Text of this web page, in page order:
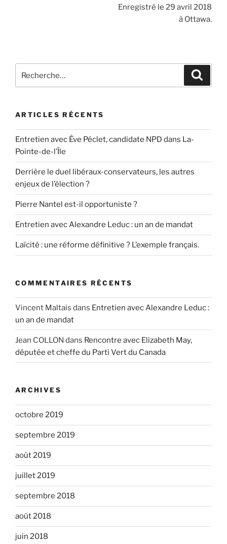
Enregistré le 29 avril 2018
à Ottawa.
pour
ARTICLES RÉCENTS
Entretien avec Ève Péclet, candidate NPD dans La-
Pointe-de-l’Île
Derrière le duel libéraux-conservateurs, les autres
enjeux de l’élection ?
Pierre Nantel est-il opportuniste ?
Entretien avec Alexandre Leduc : un an de mandat
Laïcité : une réforme définitive ? L’exemple français.
COMMENTAIRES RÉCENTS
Vincent Maltais dans Entretien avec Alexandre Leduc :
un an de mandat
Jean COLLON dans Rencontre avec Elizabeth May,
députée et cheffe du Parti Vert du Canada
ARCHIVES
octobre 2019
septembre 2019
août 2019
juillet 2019
septembre 2018
août 2018
juin 2018